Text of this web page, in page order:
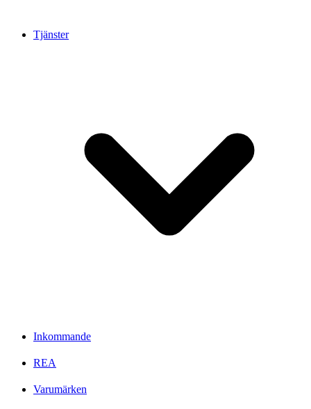
Tjänster
Inkommande
REA
Varumärken